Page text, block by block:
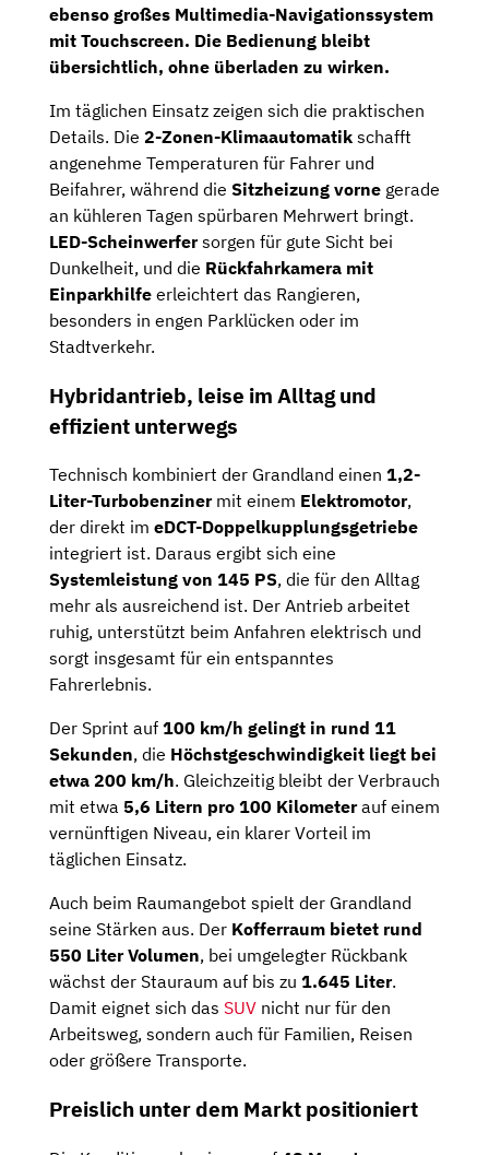
ebenso großes Multimedia-Navigationssystem
mit Touchscreen. Die Bedienung bleibt
übersichtlich, ohne überladen zu wirken.
Im täglichen Einsatz zeigen sich die praktischen
Details. Die 2-Zonen-Klimaautomatik schafft
angenehme Temperaturen für Fahrer und
Beifahrer, während die Sitzheizung vorne gerade
an kühleren Tagen spürbaren Mehrwert bringt.
LED-Scheinwerfersorgen für gute Sicht bei
Dunkelheit, und die Rückfahrkamera mit
Einparkhilfe erleichtert das Rangieren,
besonders in engen Parklücken oder im
Stadtverkehr.
Hybridantrieb, leise im Alltag und
effizient unterwegs
Technisch kombiniert der Grandland einen 1,2-
Liter-Turbobenzinermit einem Elektromotor,
der direkt im eDCT-Doppelkupplungsgetriebe
integriert ist. Daraus ergibt sich eine
Systemleistung von 145 PS, die für den Alltag
mehr als ausreichend ist. Der Antrieb arbeitet
ruhig, unterstützt beim Anfahren elektrisch und
sorgt insgesamt für ein entspanntes
Fahrerlebnis.
Der Sprint auf 100 km/h gelingt in rund 11
Sekunden, die Höchstgeschwindigkeit liegt bei
etwa 200 km/h. Gleichzeitig bleibt der Verbrauch
mit etwa 5,6 Litern pro 100 Kilometerauf einem
vernünftigen Niveau, ein klarer Vorteil im
täglichen Einsatz.
Auch beim Raumangebot spielt der Grandland
seine Stärken aus. Der Kofferraum bietet rund
550 Liter Volumen, bei umgelegter Rückbank
wächst der Stauraum auf bis zu 1.645 Liter.
Damit eignet sich das SUV nicht nur für den
Arbeitsweg, sondern auch für Familien, Reisen
oder größere Transporte.
Preislich unter dem Markt positioniert